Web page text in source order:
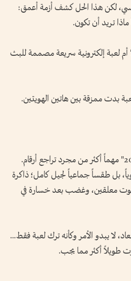
لكن هذا الحل كشف أزمة أعمق:
ماذا تريد أن تكون.
لعبة إلكترونية سريعة مصممة للبث
بدت ممزقة بين هاتين الهويتين.
ربما لهذا يبدو هبوط "فيفا 2026" مهماً أكثر من مجرد تراجع أرقام.
بل طقساً جماعياً لجيل كامل؛ ذاكرة
معلقين، وغضب بعد خسارة في
لا يبدو الأمر وكأنه ترك لعبة فقط…
طويلاً أكثر مما يجب.